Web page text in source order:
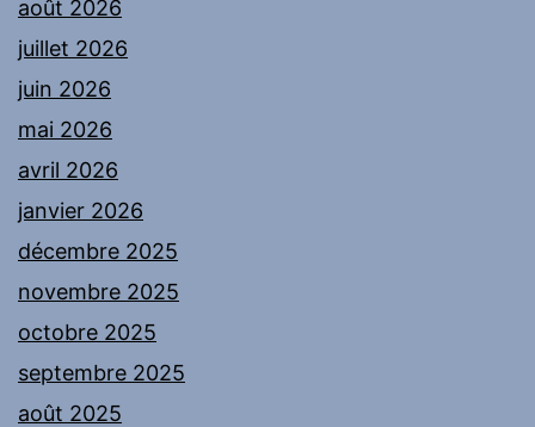
août 2026
juillet 2026
juin 2026
mai 2026
avril 2026
janvier 2026
décembre 2025
novembre 2025
octobre 2025
septembre 2025
août 2025